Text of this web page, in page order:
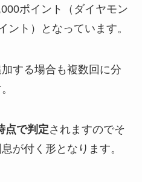
ポイント（ダイヤモン
ント）となっています。
する場合も複数回に分
点で判定されますのでそ
が付く形となります。